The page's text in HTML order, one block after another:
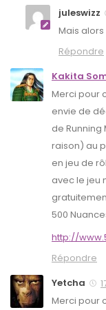
juleswizz
Mais
Répondre
Kakita
Merci pour
envie de
de Running
raison) au
en jeu de
avec le jeu
500
http://
Répondre
Yetcha
Merci pour